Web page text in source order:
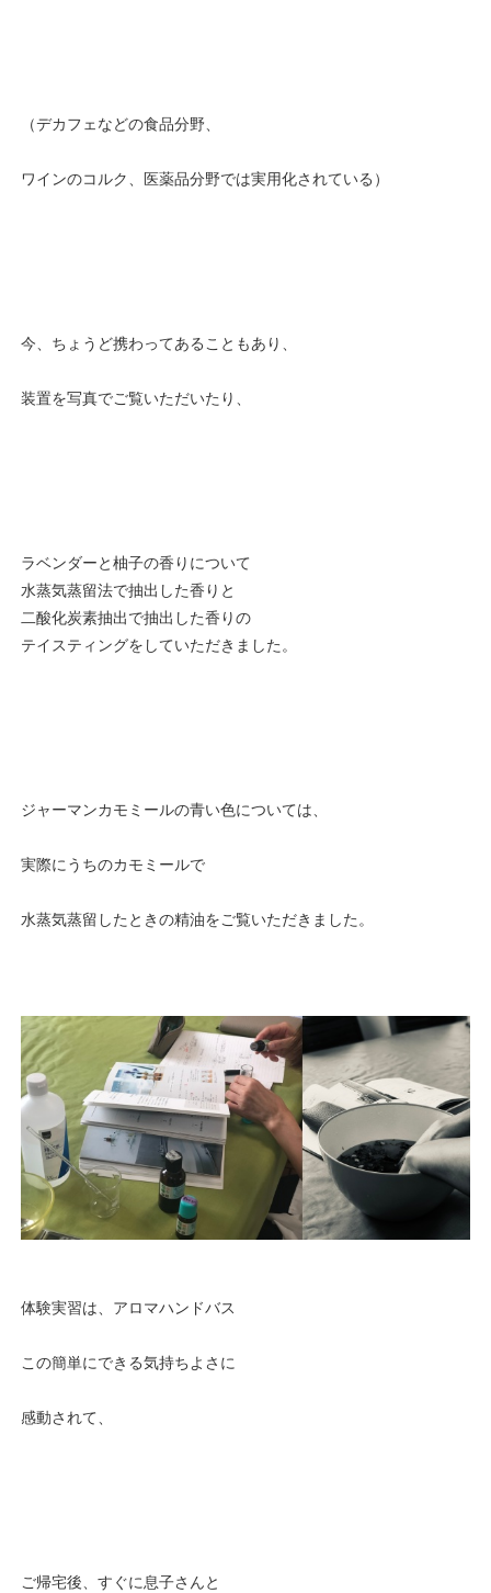
（デカフェなどの食品分野、
ワインのコルク、医薬品分野では実用化されている）
今、ちょうど携わってあることもあり、
装置を写真でご覧いただいたり、
ラベンダーと柚子の香りについて
水蒸気蒸留法で抽出した香りと
二酸化炭素抽出で抽出した香りの
テイスティングをしていただきました。
ジャーマンカモミールの青い色については、
実際にうちのカモミールで
水蒸気蒸留したときの精油をご覧いただきました。
体験実習は、アロマハンドバス
この簡単にできる気持ちよさに
感動されて、
ご帰宅後、すぐに息子さんと